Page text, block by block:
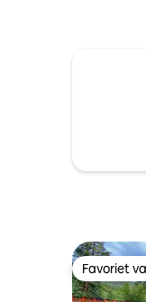
en
Houston,
25
Favoriet
Favoriet